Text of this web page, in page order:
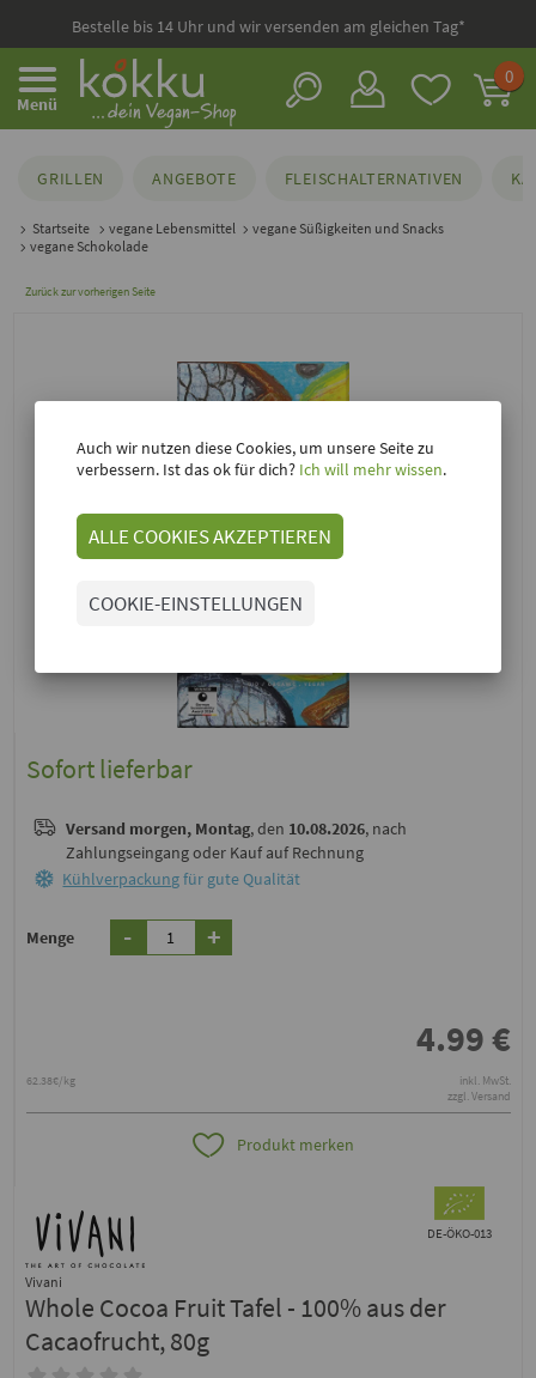
Bestelle bis 14 Uhr und wir versenden am gleichen Tag*
Menü
0
GRILLEN ANGEBOTE FLEISCHALTERNATIVEN
Startseite vegane Lebensmittel
vegane Süßigkeiten und Snacks
vegane Schokolade
Zurück zur vorherigen Seite
Sofort lieferbar
Versand morgen, Montag, den 10.08.2026, nach
Zahlungseingang oder Kauf auf Rechnung
Kühlverpackungfür gute Qualität
Menge - +
4.99€
62.38€/kg
inkl. MwSt.
zzgl. Versand
Produkt merken
DE-ÖKO-013
Vivani
Whole Cocoa Fruit Tafel - 100% aus der
Cacaofrucht, 80g
Auch wir nutzen diese Cookies, um unsere Seite zu
verbessern. Ist das ok für dich? Ich will mehr wissen.
ALLE COOKIES AKZEPTIEREN
COOKIE-EINSTELLUNGEN